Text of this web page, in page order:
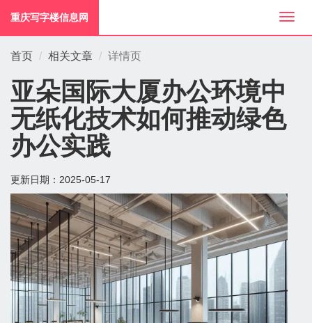
切
换
重庆写字楼信息网
首页 相关文章 详情页
亚朵国际大厦办公环境中
无纸化技术如何推动绿色
办公实践
更新日期： 2025-05-17